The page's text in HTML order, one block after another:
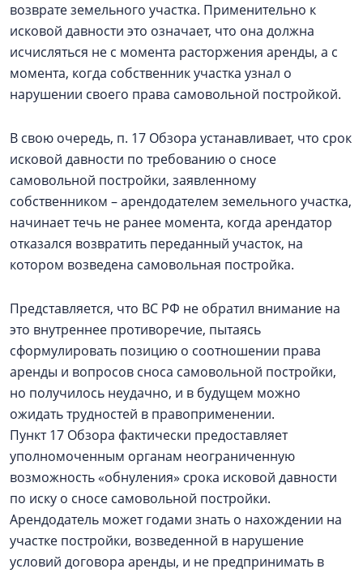
возврате земельного участка. Применительно к
исковой давности это означает, что она должна
исчисляться не с момента расторжения аренды, а с
момента, когда собственник участка узнал о
нарушении своего права самовольной постройкой.
В свою очередь, п. 17 Обзора устанавливает, что срок
исковой давности по требованию о сносе
самовольной постройки, заявленному
собственником – арендодателем земельного участка,
начинает течь не ранее момента, когда арендатор
отказался возвратить переданный участок, на
котором возведена самовольная постройка.
Представляется, что ВС РФ не обратил внимание на
это внутреннее противоречие, пытаясь
сформулировать позицию о соотношении права
аренды и вопросов сноса самовольной постройки,
но получилось неудачно, и в будущем можно
ожидать трудностей в правоприменении.
Пункт 17 Обзора фактически предоставляет
уполномоченным органам неограниченную
возможность «обнуления» срока исковой давности
по иску о сносе самовольной постройки.
Арендодатель может годами знать о нахождении на
участке постройки, возведенной в нарушение
условий договора аренды, и не предпринимать в